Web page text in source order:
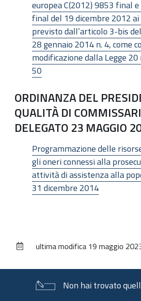
europea C(2012) 9853 final
final del 19 dicembre 2012
previsto dall’articolo 3-bis
28 gennaio 2014 n. 4, come
modificazione dalla Legge
50
ORDINANZA DEL
QUALITÀ DI
DELEGATO 23 MAGGIO
Programmazione delle
gli oneri connessi alla
attività di assistenza alla
31 dicembre 2014
documentoultima modifica 19 maggio
Non hai trovato